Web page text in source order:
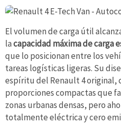
El volumen de carga útil
lacapacidad máxima de carga
que lo posicionan entre los
tareas logísticas ligeras. Su
espíritu del Renault 4 original,
proporciones compactas que
zonas urbanas densas, pero
totalmente eléctrica y cero